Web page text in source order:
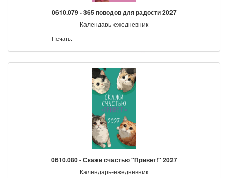
0610.079 - 365 поводов для радости 2027
Календарь-ежедневник
Печать.
0610.080 - Скажи счастью "Привет!" 2027
Календарь-ежедневник